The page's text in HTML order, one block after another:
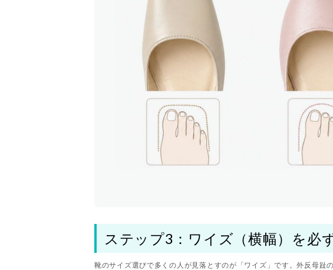
ステップ3：ワイズ（横幅）を必
靴のサイズ選びで多くの人が見落とすのが「ワイズ」です。外反母趾